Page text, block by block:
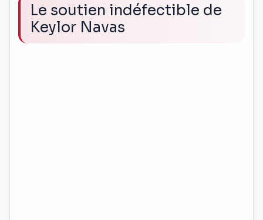
Le soutien indéfectible de
Keylor Navas